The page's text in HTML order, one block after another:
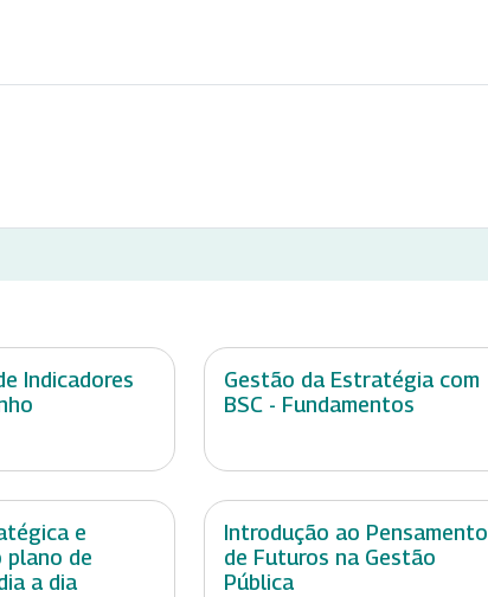
Indicadores
Gestão da Estratégia com
BSC - Fundamentos
e
plano de
a dia
Introdução ao Pensamento
de Futuros na Gestão
Pública